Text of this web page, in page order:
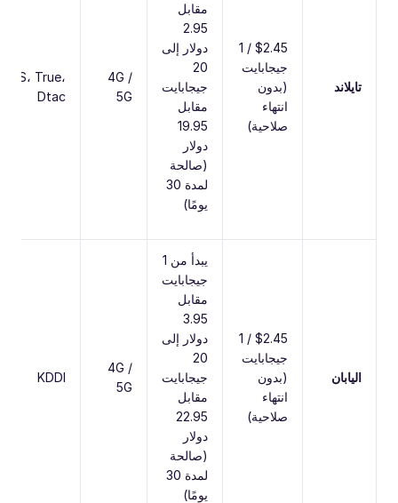
تايلاند
$2.45 / 1
جيجابايت
(بدون
انتهاء
صلاحية)
مقابل
2.95
دولار إلى
20
جيجابايت
مقابل
19.95
دولار
(صالحة
لمدة 30
يومًا)
4G /
5G
AIS، True،
Dtac
اليابان
$2.45 / 1
جيجابايت
(بدون
انتهاء
صلاحية)
يبدأ من 1
جيجابايت
مقابل
3.95
دولار إلى
20
جيجابايت
مقابل
22.95
دولار
(صالحة
لمدة 30
يومًا)
4G /
5G
KDDI